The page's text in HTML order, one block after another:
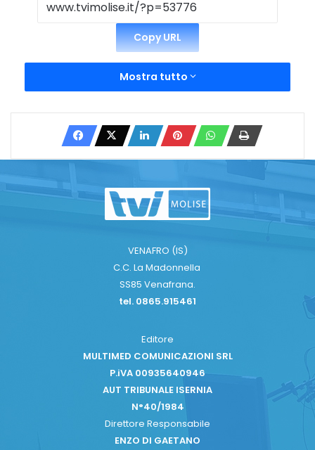
Copy URL
Mostra tutto
VENAFRO (IS)
C.C. La Madonnella
SS85 Venafrana.
tel. 0865.915461
Editore
MULTIMED COMUNICAZIONI SRL
P.iVA 00935640946
AUT TRIBUNALE ISERNIA
N°40/1984
Direttore Responsabile
ENZO DI GAETANO